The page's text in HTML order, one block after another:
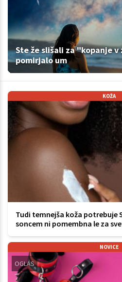
Ste že slišali za "kopanje
pomirjalo um
KOŽA
Tudi temnejša koža potrebuje
soncem ni pomembna le za
NOVICE
OGLAS